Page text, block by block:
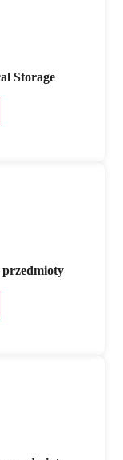
Storage
przedmioty